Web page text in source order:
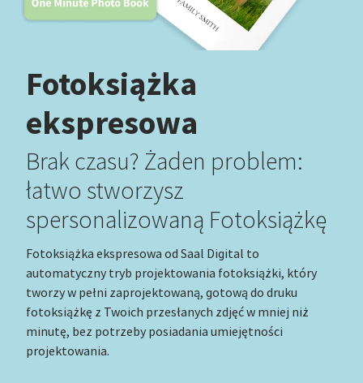
Fotoksiążka
ekspresowa
Brak czasu? Żaden problem:
łatwo stworzysz
spersonalizowaną Fotoksiążkę
Fotoksiążka ekspresowa od Saal Digital to
automatyczny tryb projektowania fotoksiążki, który
tworzy w pełni zaprojektowaną, gotową do druku
fotoksiążkę z Twoich przesłanych zdjęć w mniej niż
minutę, bez potrzeby posiadania umiejętności
projektowania.